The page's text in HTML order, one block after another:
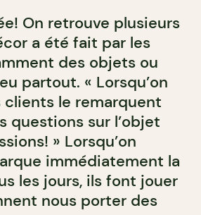
On retrouve plusieurs
a été fait par les
des objets ou
partout. « Lorsqu’on
clients le remarquent
questions sur l’objet
» Lorsqu’on
immédiatement la
les jours, ils font jouer
nous porter des